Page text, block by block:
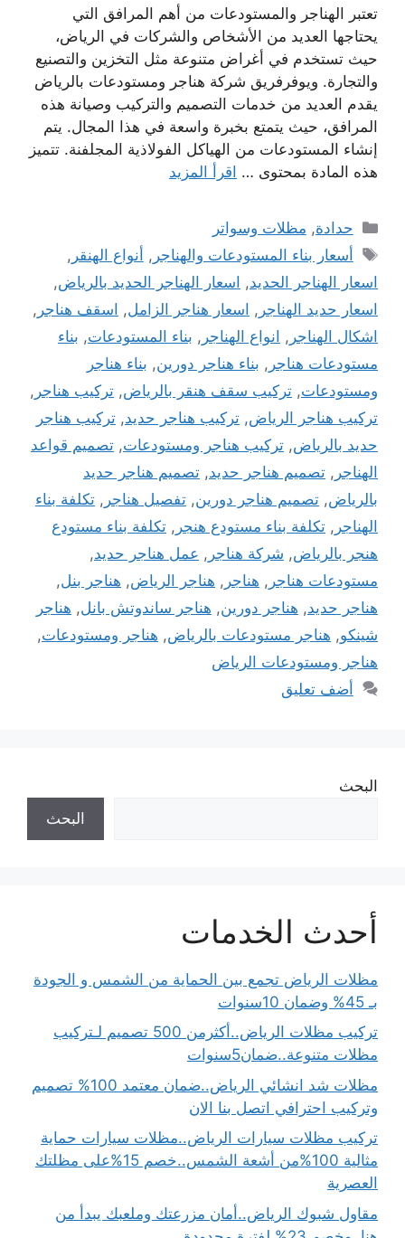
تعتبر الهناجر والمستودعات من أهم المرافق التي
يحتاجها العديد من الأشخاص والشركات في الرياض،
حيث تستخدم في أغراض متنوعة مثل التخزين والتصنيع
والتجارة. ويوفرفريق شركة هناجر ومستودعات بالرياض
يقدم العديد من خدمات التصميم والتركيب وصيانة هذه
المرافق، حيث يتمتع بخبرة واسعة في هذا المجال. يتم
إنشاء المستودعات من الهياكل الفولاذية المجلفنة. تتميز
هذه المادة بمحتوى … اقرأ المزيد
التصنيفات
حدادة, مظلات وسواتر
الوسوم
أسعار بناء المستودعات والهناجر , أنواع الهنقر ,
اسعار الهناجر الحديد, اسعار الهناجر الحديد بالرياض,
اسعار حديد الهناجر , اسعار هناجر الزامل, اسقف هناجر ,
اشكال الهناجر , انواع الهناجر , بناء المستودعات, بناء
مستودعات هناجر , بناء هناجر دورين, بناء هناجر
ومستودعات, تركيب سقف هنقر بالرياض, تركيب هناجر ,
تركيب هناجر الرياض, تركيب هناجر حديد, تركيب هناجر
حديد بالرياض, تركيب هناجر ومستودعات, تصميم قواعد
الهناجر , تصميم هناجر حديد, تصميم هناجر حديد
بالرياض, تصميم هناجر دورين, تفصيل هناجر , تكلفة بناء
الهناجر , تكلفة بناء مستودع هنجر , تكلفة بناء مستودع
هنجر بالرياض, شركة هناجر , عمل هناجر حديد,
مستودعات هناجر , هناجر , هناجر الرياض, هناجر بنل,
هناجر حديد, هناجر دورين, هناجر ساندوتش بانل, هناجر
شينكو, هناجر مستودعات بالرياض, هناجر ومستودعات,
هناجر ومستودعات الرياض
أضف تعليق
البحث
البحث
أحدث الخدمات
مظلات الرياض تجمع بين الحماية من الشمس و الجودة
بـ 45% وضمان 10سنوات
تركيب مظلات الرياض..أكثرمن 500 تصميم لـتركيب
مظلات متنوعة..ضمان5سنوات
مظلات شد انشائي الرياض..ضمان معتمد 100% تصميم
وتركيب احترافي اتصل بنا الان
تركيب مظلات سيارات الرياض..مظلات سيارات حماية
مثالية 100%من أشعة الشمس..خصم 15%على مظلتك
العصرية
مقاول شبوك الرياض..أمان مزرعتك وملعبك يبدأ من